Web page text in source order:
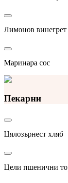
Лимонов винегрет
Маринара сос
Пекарни
Цялозърнест хляб
Цели пшенични